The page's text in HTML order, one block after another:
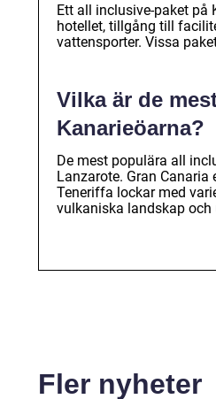
Ett all inclusive-paket på
hotellet, tillgång till
vattensporter. Vissa
Vilka är de
Kanarieöarna?
De mest populära all
Lanzarote. Gran
Teneriffa lockar med
vulkaniska landskap och
Fler nyheter